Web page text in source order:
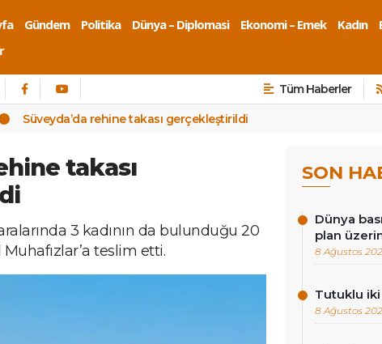
Gündem Politika Dünya – Diplomasi Ekonomi – Emek Kadın
Tüm Haberler
Süveyda’da rehine takası gerçekleştirildi
takası
3 kadının da bulunduğu 20
teslim etti.
SON
Dünya
plan
8 Ağustos
Tutuklu iki
8 Ağustos